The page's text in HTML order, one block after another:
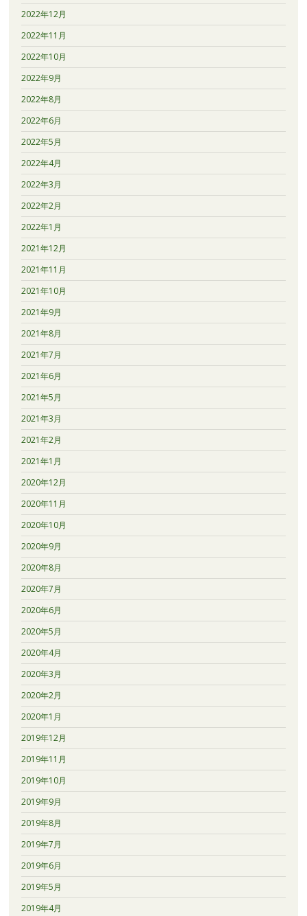
2022年12月
2022年11月
2022年10月
2022年9月
2022年8月
2022年6月
2022年5月
2022年4月
2022年3月
2022年2月
2022年1月
2021年12月
2021年11月
2021年10月
2021年9月
2021年8月
2021年7月
2021年6月
2021年5月
2021年3月
2021年2月
2021年1月
2020年12月
2020年11月
2020年10月
2020年9月
2020年8月
2020年7月
2020年6月
2020年5月
2020年4月
2020年3月
2020年2月
2020年1月
2019年12月
2019年11月
2019年10月
2019年9月
2019年8月
2019年7月
2019年6月
2019年5月
2019年4月